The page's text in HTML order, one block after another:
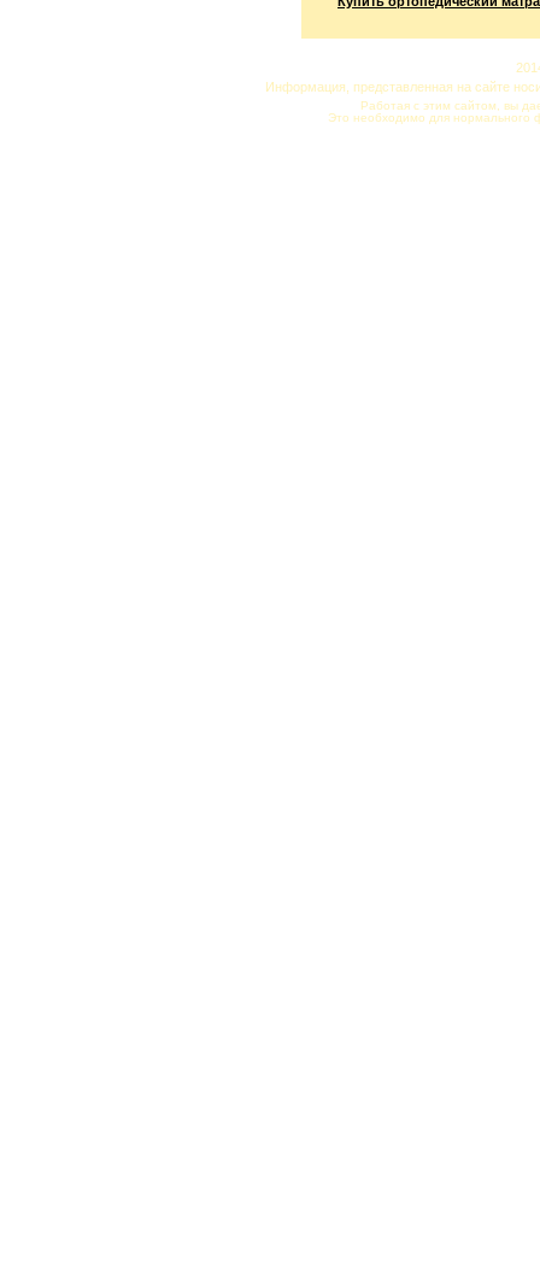
Информация, представленная на сайте
Работая с этим сайтом, вы
Это необходимо для нормального